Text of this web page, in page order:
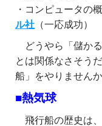
・コンピュータの
ル社（一応成功）
どうやら「儲か
とは関係なさそう
船」をやりません
■熱気球
飛行船の歴史は